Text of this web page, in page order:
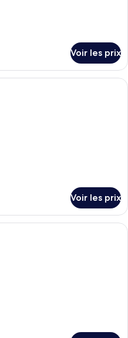
Voir les prix
Une chambre d’hôtel avec deux lits,
Voir les prix
Une chambre à coucher avec un lit,